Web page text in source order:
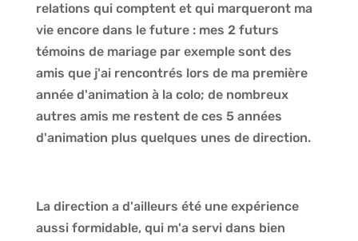
relations qui comptent et qui marqueront ma
vie encore dans le future : mes 2 futurs
témoins de mariage par exemple sont des
amis que j'ai rencontrés lors de ma première
année d'animation à la colo; de nombreux
autres amis me restent de ces 5 années
d'animation plus quelques unes de direction.
La direction a d'ailleurs été une expérience
aussi formidable, qui m'a servi dans bien